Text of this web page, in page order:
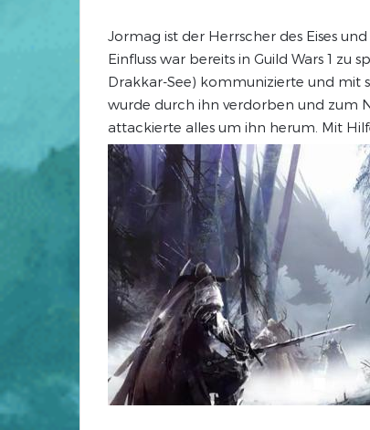
Jormag ist der Herrscher des Eises
Einfluss war bereits in Guild Wars 1
Drakkar-See) kommunizierte und mit
wurde durch ihn verdorben und zum
attackierte alles um ihn herum. Mit